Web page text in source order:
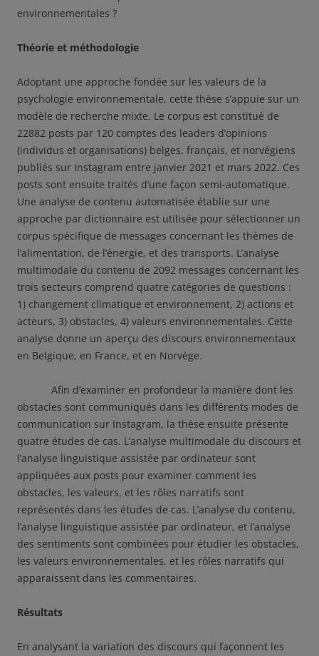
environnementales ?
Théorie et méthodologie
Adoptant une approche fondée sur les valeurs de la
psychologie environnementale, cette thèse s’appuie sur un
modèle de recherche mixte. Le corpus est constitué de
22882 posts par 120 comptes des leaders d’opinions
(individus et organisations) belges, français, et norvégiens
publiés sur Instagram entre janvier 2021 et mars 2022. Ces
posts sont ensuite traités d’une façon semi-automatique.
Une analyse de contenu automatisée établie sur une
approche par dictionnaire est utilisée pour sélectionner un
corpus spécifique de messages concernant les thèmes de
l’alimentation, de l’énergie, et des transports. L’analyse
multimodale du contenu de 2092 messages concernant les
trois secteurs comprend quatre catégories de questions :
1) changement climatique et environnement, 2) actions et
acteurs, 3) obstacles, 4) valeurs environnementales. Cette
analyse donne un aperçu des discours environnementaux
en Belgique, en France, et en Norvège.
Afin d’examiner en profondeur la manière dont les
obstacles sont communiqués dans les différents modes de
communication sur Instagram, la thèse ensuite présente
quatre études de cas. L’analyse multimodale du discours et
l’analyse linguistique assistée par ordinateur sont
appliquées aux posts pour examiner comment les
obstacles, les valeurs, et les rôles narratifs sont
représentés dans les études de cas. L’analyse du contenu,
l’analyse linguistique assistée par ordinateur, et l’analyse
des sentiments sont combinées pour étudier les obstacles,
les valeurs environnementales, et les rôles narratifs qui
apparaissent dans les commentaires.
Résultats
En analysant la variation des discours qui façonnent les